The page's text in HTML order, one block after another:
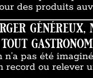
des produits
généreux,
n’a pas été
record ou relever